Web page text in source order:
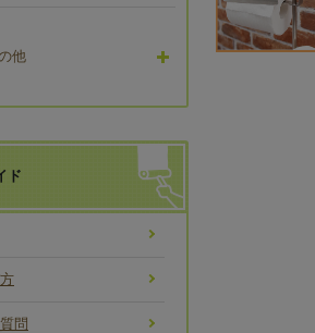
他
ド
問